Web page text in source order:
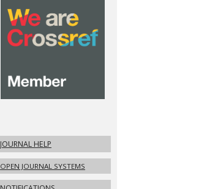
JOURNAL HELP
OPEN JOURNAL SYSTEMS